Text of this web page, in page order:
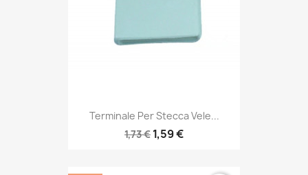
Terminale Per Stecca Vele...
1,73 € 1,59 €